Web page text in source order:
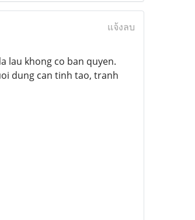
แจ้งลบ
lau khong co ban quyen.
dung can tinh tao, tranh